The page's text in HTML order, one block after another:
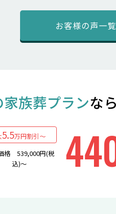
お客様の声一
族葬プランな
5.5万円割引〜
格 539,000円(税
込)〜